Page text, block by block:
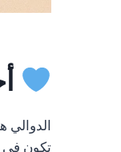
تكون في